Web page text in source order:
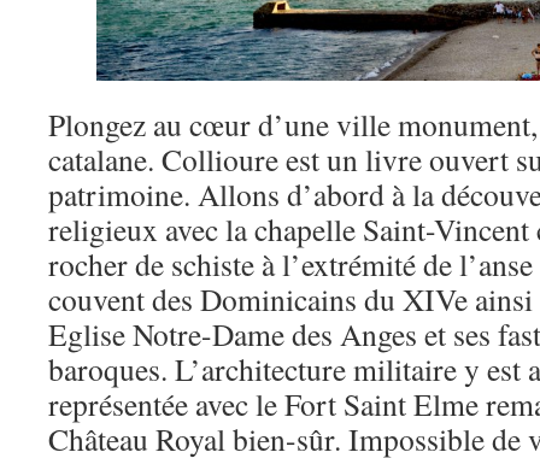
Plongez au cœur d’une ville
catalane. Collioure est un livre ouvert
patrimoine. Allons d’abord à la
religieux avec la chapelle Saint-
rocher de schiste à l’extrémité de
couvent des Dominicains du XIVe
Eglise Notre-Dame des Anges et ses
baroques. L’architecture militaire y est
représentée avec le Fort Saint Elme
Château Royal bien-sûr. Impossible de